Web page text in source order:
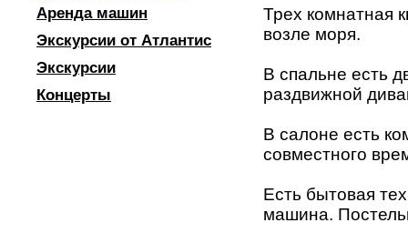
Аренда машин
Экскурсии от Атлантис
Экскурсии
Концерты
Трех комнатная
возле моря.
В спальне есть
раздвижной
В салоне есть
совместного
Есть бытовая
машина.